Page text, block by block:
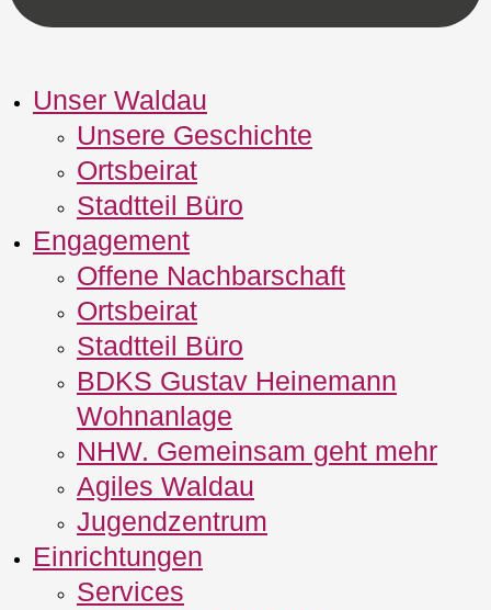
Unser Waldau
Unsere Geschichte
Ortsbeirat
Stadtteil Büro
Engagement
Offene Nachbarschaft
Ortsbeirat
Stadtteil Büro
BDKS Gustav Heinemann
Wohnanlage
NHW. Gemeinsam geht mehr
Agiles Waldau
Jugendzentrum
Einrichtungen
Services